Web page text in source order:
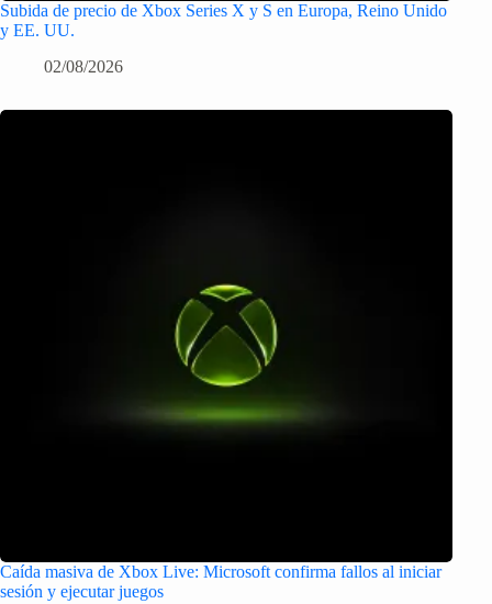
Subida de precio de Xbox Series X y S en Europa, Reino Unido
y EE. UU.
02/08/2026
Caída masiva de Xbox Live: Microsoft confirma fallos al iniciar
sesión y ejecutar juegos